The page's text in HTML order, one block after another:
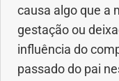
causa algo que a
gestação ou
influência do
passado do pai